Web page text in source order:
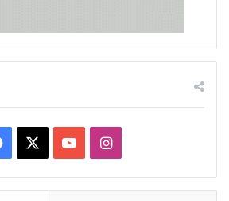
Facebook YouTubeInstagram